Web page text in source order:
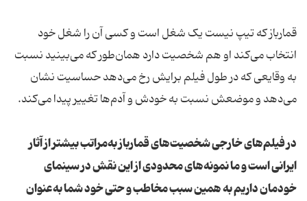
قمارباز که تیپ نیست یک شغل است و کسی آن را شغل خود
انتخاب می‌کند او هم شخصیت دارد همان‌طور که می‌بینید نسبت
به وقایعی که در طول فیلم برایش رخ می‌دهد حساسیت نشان
می‌دهد و موضعش نسبت به خودش و آدم‌‌ها تغییر پیدا می‌کند.
در فیلم‌های خارجی شخصیت‌‌های قمارباز به‌مراتب بیشتر از آثار
ایرانی است و ما نمونه‌‌های محدودی از این نقش در سینمای
خودمان داریم به همین سبب مخاطب و حتی خود شما به‌عنوان